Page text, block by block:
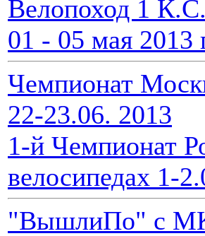
Велопоход 1
01 - 05 мая
Чемпионат
22-23.06. 2013
1-й Чемпионат
велосипедах 1-
"ВышлиПо" с